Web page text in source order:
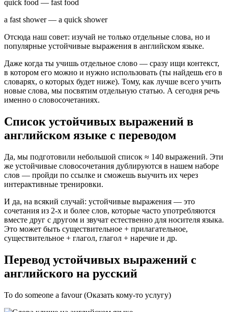
quick food — fast food
a fast shower — a quick shower
Отсюда наш совет: изучай не только отдельные слова, но и
популярные устойчивые выражения в английском языке.
Даже когда ты учишь отдельное слово — сразу ищи контекст,
в котором его можно и нужно использовать (ты найдешь его в
словарях, о которых будет ниже). Тому, как лучше всего учить
новые слова, мы посвятим отдельную статью. А сегодня речь
именно о словосочетаниях.
Список устойчивых выражений в
английском языке с переводом
Да, мы подготовили небольшой список ≈ 140 выражений. Эти
же устойчивые словосочетания дублируются в нашем наборе
слов — пройди по ссылке и сможешь выучить их через
интерактивные тренировки.
И да, на всякий случай: устойчивые выражения — это
сочетания из 2-х и более слов, которые часто употребляются
вместе друг с другом и звучат естественно для носителя языка.
Это может быть существительное + прилагательное,
существительное + глагол, глагол + наречие и др.
Перевод устойчивых выражений с
английского на русский
To do someone a favour (Оказать кому-то услугу)